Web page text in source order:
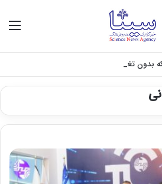
بدون تغذیه خطرناک می‌شود